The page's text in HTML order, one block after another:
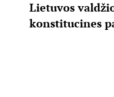
Lietuvos
konstitucines